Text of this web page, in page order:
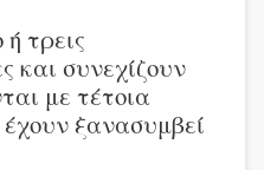
τρεις
και συνεχίζουν
με τέτοια
ξανασυμβεί